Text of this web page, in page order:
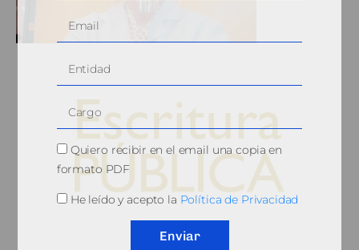
Quiero recibir en el email una copia en
formato PDF
He leído y acepto la Política de Privacidad
Enviar